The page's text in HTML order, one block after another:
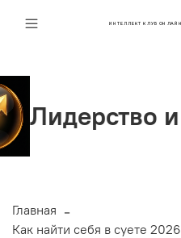
ИНТЕЛЛЕКТ КЛУБ
и
Главная
Как найти себя в суете